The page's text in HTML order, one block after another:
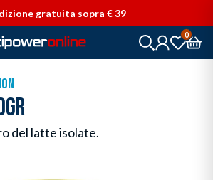
gratuita sopra € 39
0
del latte isolate.